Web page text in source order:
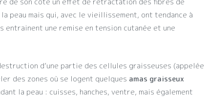
peau mais qui, avec le vieillissement, ont tendance à
entrainent une remise en tension cutanée et une
d’une partie des cellules graisseuses (appelée
des zones où se logent quelques amas graisseux
la peau : cuisses, hanches, ventre, mais également